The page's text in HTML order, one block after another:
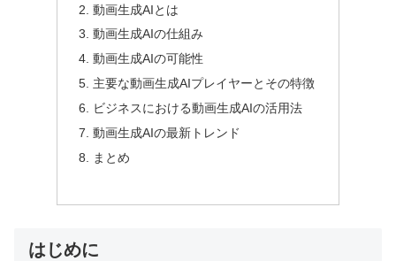
動画生成AIとは
動画生成AIの仕組み
動画生成AIの可能性
主要な動画生成AIプレイヤーとその特徴
ビジネスにおける動画生成AIの活用法
動画生成AIの最新トレンド
まとめ
はじめに